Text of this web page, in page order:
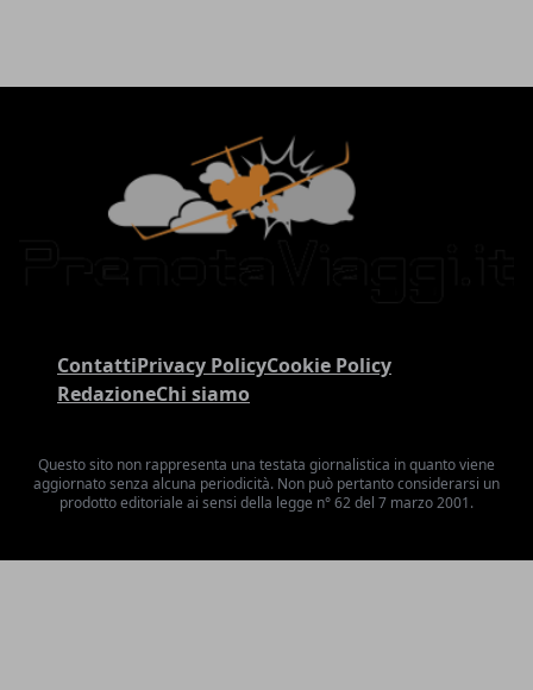
ContattiPrivacy PolicyCookie Policy
RedazioneChi siamo
Questo sito non rappresenta una testata giornalistica in quanto viene
aggiornato senza alcuna periodicità. Non può pertanto considerarsi un
prodotto editoriale ai sensi della legge n° 62 del 7 marzo 2001.